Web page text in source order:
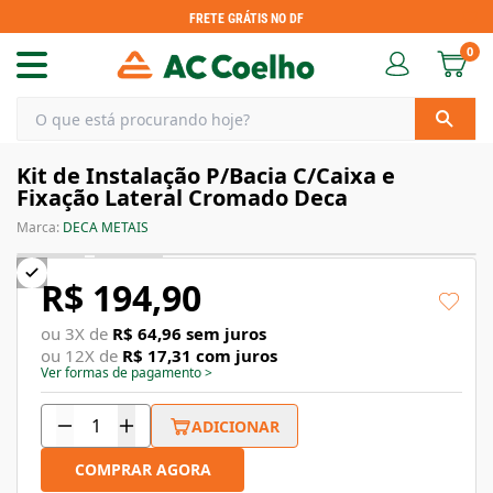
FRETE GRÁTIS NO DF
0
Kit de Instalação P/Bacia C/Caixa e
Fixação Lateral Cromado Deca
Marca: DECA METAIS
R$ 194,90
ou 3X de R$ 64,96 sem juros
ou 12X de R$ 17,31 com juros
Ver formas de pagamento>
ADICIONAR
COMPRAR AGORA